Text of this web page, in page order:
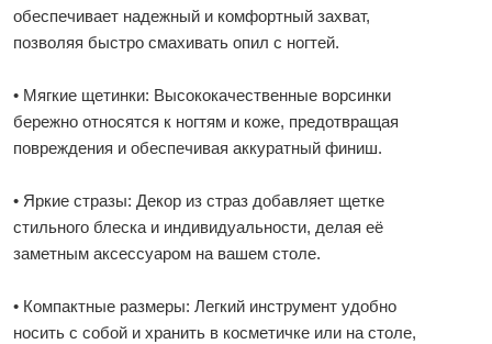
обеспечивает надежный и комфортный захват,
позволяя быстро смахивать опил с ногтей.
• Мягкие щетинки: Высококачественные ворсинки
бережно относятся к ногтям и коже, предотвращая
повреждения и обеспечивая аккуратный финиш.
• Яркие стразы: Декор из страз добавляет щетке
стильного блеска и индивидуальности, делая её
заметным аксессуаром на вашем столе.
• Компактные размеры: Легкий инструмент удобно
носить с собой и хранить в косметичке или на столе,